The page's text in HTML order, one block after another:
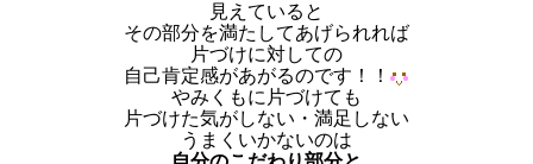
見えていると
その部分を満たしてあげられれば
片づけに対しての
自己肯定感があがるのです！！
やみくもに片づけても
片づけた気がしない・満足しない
うまくいかないのは